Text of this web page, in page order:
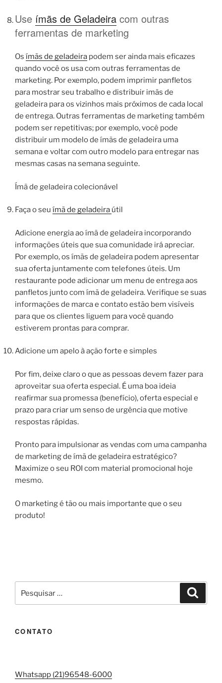
Use ímãs de Geladeira com outras
ferramentas de marketing
Os ímãs de geladeira podem ser ainda mais eficazes
quando você os usa com outras ferramentas de
marketing. Por exemplo, podem imprimir panfletos
para mostrar seu trabalho e distribuir imãs de
geladeira para os vizinhos mais próximos de cada local
de entrega. Outras ferramentas de marketing também
podem ser repetitivas; por exemplo, você pode
distribuir um modelo de ímãs de geladeira uma
semana e voltar com outro modelo para entregar nas
mesmas casas na semana seguinte.
Ímã de geladeira colecionável
Faça o seu ímã de geladeira útil
Adicione energia ao ímã de geladeira incorporando
informações úteis que sua comunidade irá apreciar.
Por exemplo, os ímãs de geladeira podem apresentar
sua oferta juntamente com telefones úteis. Um
restaurante pode adicionar um menu de entrega aos
panfletos junto com ímã de geladeira. Verifique se suas
informações de marca e contato estão bem visíveis
para que os clientes liguem para você quando
estiverem prontas para comprar.
Adicione um apelo à ação forte e simples
Por fim, deixe claro o que as pessoas devem fazer para
aproveitar sua oferta especial. É uma boa ideia
reafirmar sua promessa (benefício), oferta especial e
prazo para criar um senso de urgência que motive
respostas rápidas.
Pronto para impulsionar as vendas com uma campanha
de marketing de ímã de geladeira estratégico?
Maximize o seu ROI com material promocional hoje
mesmo.
O marketing é tão ou mais importante que o seu
produto!
por:
CONTATO
Whatsapp (21)96548-6000